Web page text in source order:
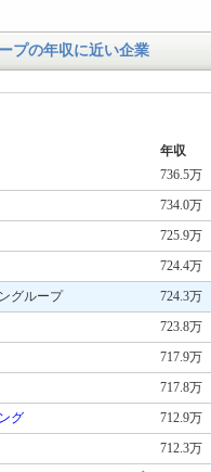
プの年収に近い企業
年収
736.5万
734.0万
725.9万
724.4万
グループ
724.3万
723.8万
717.9万
717.8万
グ
712.9万
712.3万